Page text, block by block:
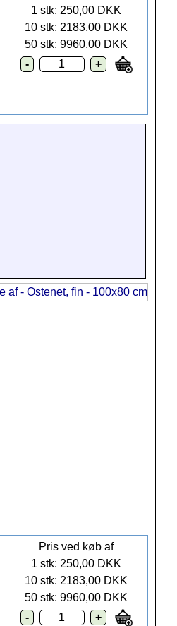
1 stk: 250,00 DKK
10 stk: 2183,00 DKK
50 stk: 9960,00 DKK
Pris ved køb af
1 stk: 250,00 DKK
10 stk: 2183,00 DKK
50 stk: 9960,00 DKK